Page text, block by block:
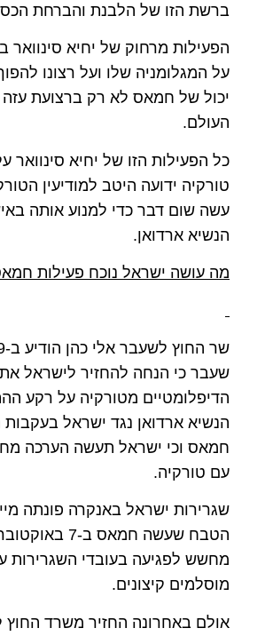
ברשת הזו של הלבנת והברחת
הפעילות מרחוק של יחיא סינוואר
על המגלומניה שלו ועל רצונו
יכול של חמאס לא רק ברצועת
העולם.
כל הפעילות הזו של יחיא סינוואר
טורקיה ידועה היטב למודיעין
עשה שום דבר כדי למנוע אותה
הנשיא ארדואן.
מה עושה ישראל נוכח פעילות
שעבר כי הנחה להחזיר לישראל את
הדיפלומטיים מטורקיה על רקע
הנשיא ארדואן נגד ישראל
חמאס וכי ישראל תעשה הערכה
עם טורקיה.
שגרירות ישראל באנקרה פונתה
הטבח שעשה חמאס ב-
מחשש לפגיעה בעובדי השגרירות
מוסלמים קיצונים.
אולם באחרונה החזיר משרד החוץ